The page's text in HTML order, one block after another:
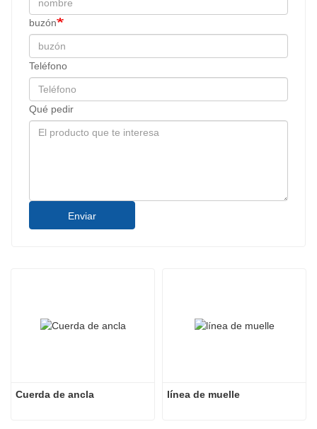
buzón
Teléfono
Qué pedir
Enviar
Cuerda de ancla línea de muelle